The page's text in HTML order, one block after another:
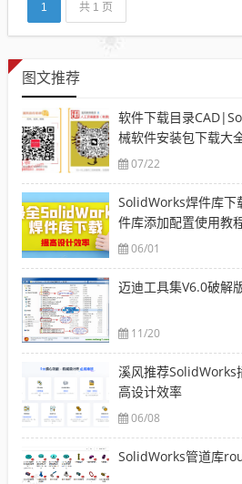
1 共 1 页
图文推荐
软件下载目录
械软件安装包下载大
07/22
SolidWorks焊件库
件库添加配置使用教
06/01
迈迪工具集V6.0破解
11/20
溪风推荐SolidWorks
高设计效率
06/08
SolidWorks管道库